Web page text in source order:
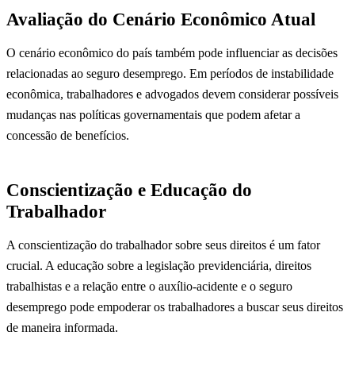
Avaliação do Cenário Econômico Atual
O cenário econômico do país também pode influenciar as decisões
relacionadas ao seguro desemprego. Em períodos de instabilidade
econômica, trabalhadores e advogados devem considerar possíveis
mudanças nas políticas governamentais que podem afetar a
concessão de benefícios.
Conscientização e Educação do
Trabalhador
A conscientização do trabalhador sobre seus direitos é um fator
crucial. A educação sobre a legislação previdenciária, direitos
trabalhistas e a relação entre o auxílio-acidente e o seguro
desemprego pode empoderar os trabalhadores a buscar seus direitos
de maneira informada.